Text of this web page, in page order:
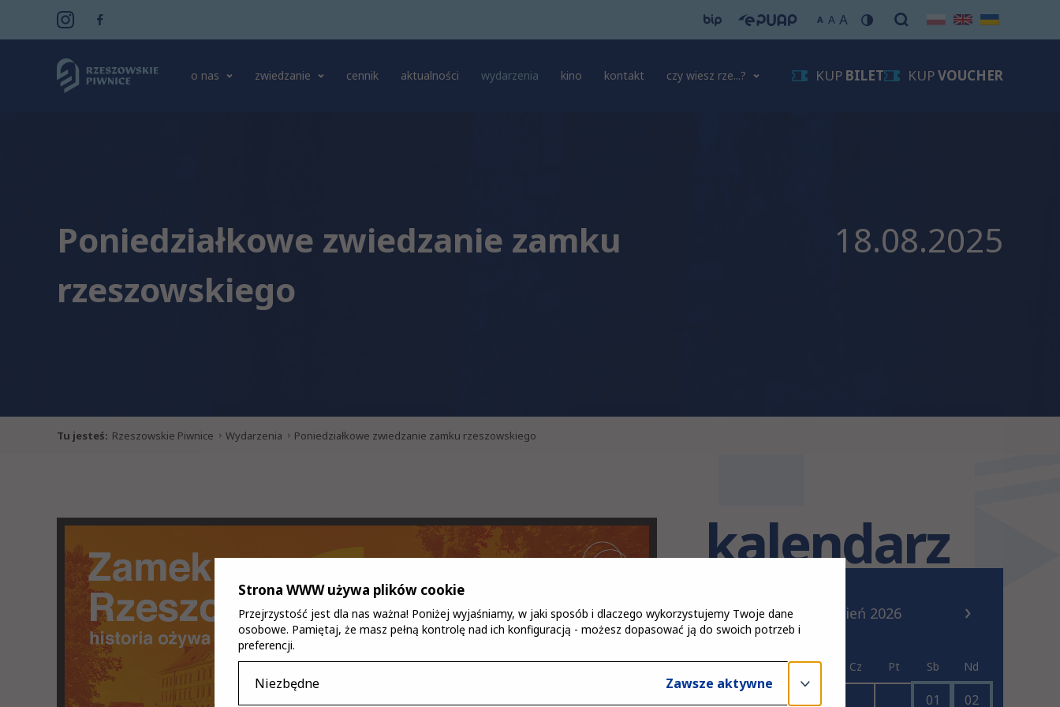
A A A
o nas zwiedzanie cennik aktualności wydarzenia kino kontakt czy wiesz rze...? KUP BILET KUPVOUCHER
Poniedziałkowe zwiedzanie zamku
rzeszowskiego
18.08.2025
Tu jesteś: Rzeszowskie Piwnice Wydarzenia Poniedziałkowe zwiedzanie zamku rzeszowskiego
kalendarz
sierpień 2026
Pn Wt Śr Cz Pt Sb Nd
01
02
Strona WWW używa plików cookie
Przejrzystość jest dla nas ważna! Poniżej wyjaśniamy, w jaki sposób i dlaczego wykorzystujemy Twoje dane
osobowe. Pamiętaj, że masz pełną kontrolę nad ich konfiguracją - możesz dopasować ją do swoich potrzeb i
preferencji.
Niezbędne Zawsze aktywne